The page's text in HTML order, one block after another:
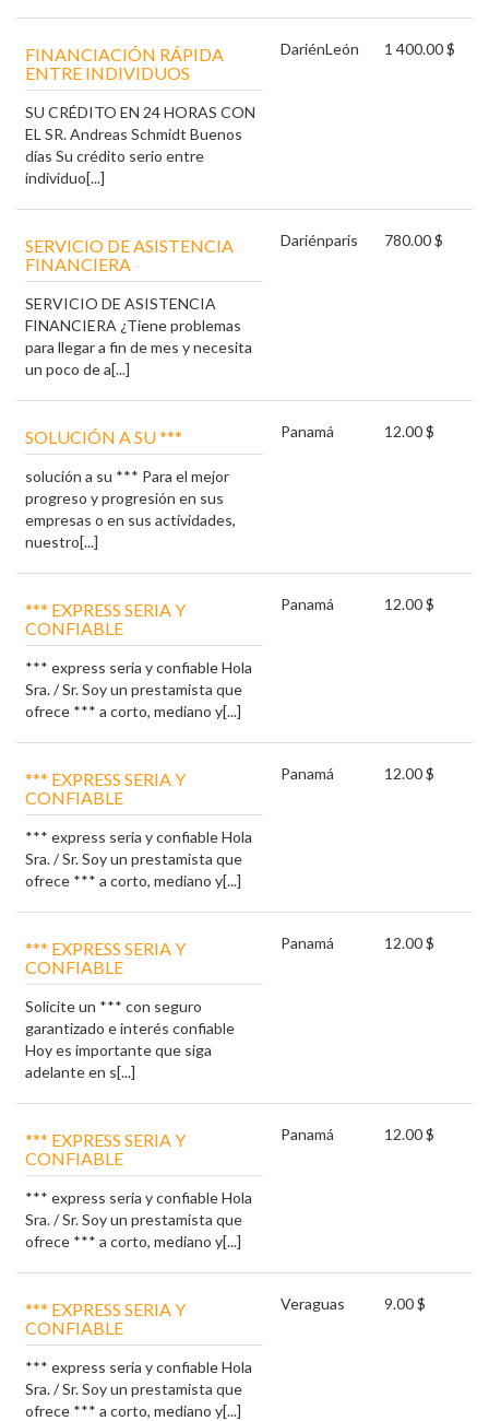
FINANCIACIÓN RÁPIDA
ENTRE INDIVIDUOS
SU CRÉDITO EN 24 HORAS CON
EL SR. Andreas Schmidt Buenos
días Su crédito serio entre
individuo[...]
DariénLeón 1 400.00 $
SERVICIO DE ASISTENCIA
FINANCIERA
SERVICIO DE ASISTENCIA
FINANCIERA ¿Tiene problemas
para llegar a fin de mes y necesita
un poco de a[...]
Dariénparis 780.00 $
SOLUCIÓN A SU ***
solución a su *** Para el mejor
progreso y progresión en sus
empresas o en sus actividades,
nuestro[...]
Panamá 12.00 $
*** EXPRESS SERIA Y
CONFIABLE
*** express seria y confiable Hola
Sra. / Sr. Soy un prestamista que
ofrece *** a corto, mediano y[...]
Panamá 12.00 $
*** EXPRESS SERIA Y
CONFIABLE
*** express seria y confiable Hola
Sra. / Sr. Soy un prestamista que
ofrece *** a corto, mediano y[...]
Panamá 12.00 $
*** EXPRESS SERIA Y
CONFIABLE
Solicite un *** con seguro
garantizado e interés confiable
Hoy es importante que siga
adelante en s[...]
Panamá 12.00 $
*** EXPRESS SERIA Y
CONFIABLE
*** express seria y confiable Hola
Sra. / Sr. Soy un prestamista que
ofrece *** a corto, mediano y[...]
Panamá 12.00 $
*** EXPRESS SERIA Y
CONFIABLE
*** express seria y confiable Hola
Sra. / Sr. Soy un prestamista que
ofrece *** a corto, mediano y[...]
Veraguas 9.00 $